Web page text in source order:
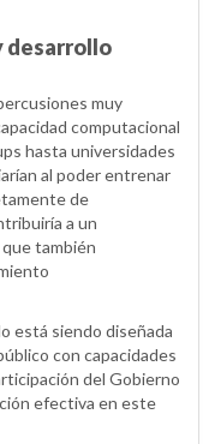
desarrollo
muy
computacional
hasta universidades
al poder entrenar
de
a un
también
está siendo diseñada
con capacidades
del Gobierno
efectiva en este